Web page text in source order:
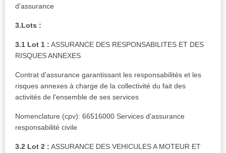
d'assurance
3.Lots :
3.1 Lot 1 : ASSURANCE DES RESPONSABILITES ET DES
RISQUES ANNEXES
Contrat d'assurance garantissant les responsabilités et les
risques annexes à charge de la collectivité du fait des
activités de l'ensemble de ses services
Nomenclature (cpv): 66516000 Services d'assurance
responsabilité civile
3.2 Lot 2 : ASSURANCE DES VEHICULES A MOTEUR ET